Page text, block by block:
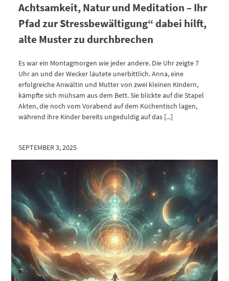
Achtsamkeit, Natur und Meditation – Ihr
Pfad zur Stressbewältigung“ dabei hilft,
alte Muster zu durchbrechen
Es war ein Montagmorgen wie jeder andere. Die Uhr zeigte 7
Uhr an und der Wecker läutete unerbittlich. Anna, eine
erfolgreiche Anwältin und Mutter von zwei kleinen Kindern,
kämpfte sich mühsam aus dem Bett. Sie blickte auf die Stapel
Akten, die noch vom Vorabend auf dem Küchentisch lagen,
während ihre Kinder bereits ungeduldig auf das [...]
SEPTEMBER 3, 2025